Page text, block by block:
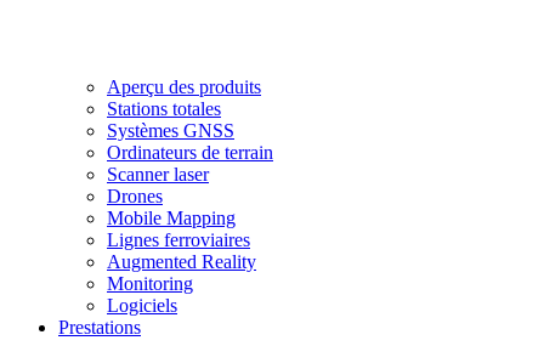
Aperçu des produits
Stations totales
Systèmes GNSS
Ordinateurs de terrain
Scanner laser
Drones
Mobile Mapping
Lignes ferroviaires
Augmented Reality
Monitoring
Logiciels
Prestations